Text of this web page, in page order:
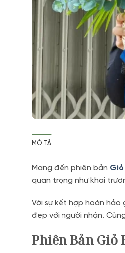
MÔ TẢ
Mang đến phiên bản Giỏ
quan trọng như khai
Với sự kết hợp hoàn hảo
đẹp với người nhận.
Phiên Bản Giỏ